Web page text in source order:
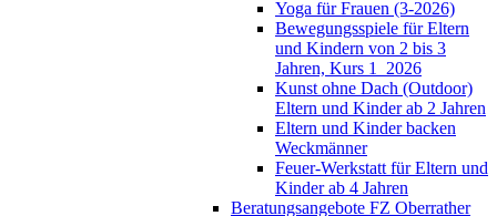
Yoga für Frauen (3-2026)
Bewegungsspiele für Eltern
und Kindern von 2 bis 3
Jahren, Kurs 1_2026
Kunst ohne Dach (Outdoor)
Eltern und Kinder ab 2 Jahren
Eltern und Kinder backen
Weckmänner
Feuer-Werkstatt für Eltern und
Kinder ab 4 Jahren
Beratungsangebote FZ Oberrather